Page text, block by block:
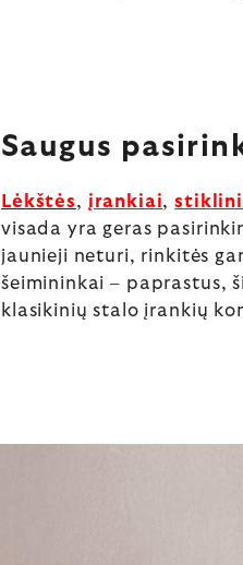
Saugus
Lėkštės, įrankiai,
visada yra geras
jaunieji neturi, rinkitės
šeimininkai – paprastus,
klasikinių stalo įrankių